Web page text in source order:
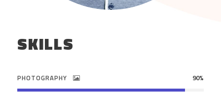
SKILLS
PHOTOGRAPHY 90%